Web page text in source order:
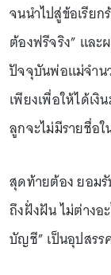
จนนำไปสู่ข้อเรีย
ต้องฟรีจริง” แล
ปัจจุบันพ่อแม่จำน
เพียงเพื่อให้ได้เ
ลูกจะไม่มีรายชื่อใ
สุดท้ายต้อง ยอมรั
ถึงฝั่งฝัน ไม่ต่างอ
บัญชี” เป็นอุปสรร